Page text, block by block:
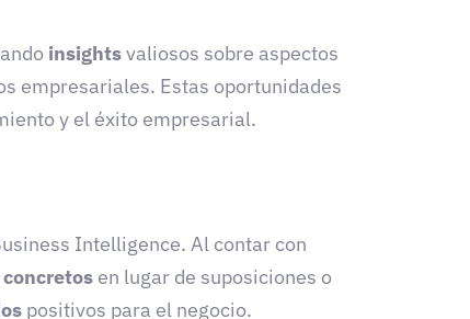
insightsvaliosos sobre aspectos
empresariales. Estas oportunidades
y el éxito empresarial.
Intelligence. Al contar con
en lugar de suposiciones o
positivos para el negocio.